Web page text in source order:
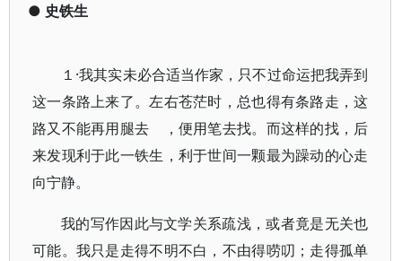
● 史铁生
１·我其实未必合适当作家，只不过命运把我弄到
这一条路上来了。左右苍茫时，总也得有条路走，这
路又不能再用腿去 ，便用笔去找。而这样的找，后
来发现利于此一铁生，利于世间一颗最为躁动的心走
向宁静。
我的写作因此与文学关系疏浅，或者竟是无关也
可能。我只是走得不明不白，不由得唠叨；走得孤单